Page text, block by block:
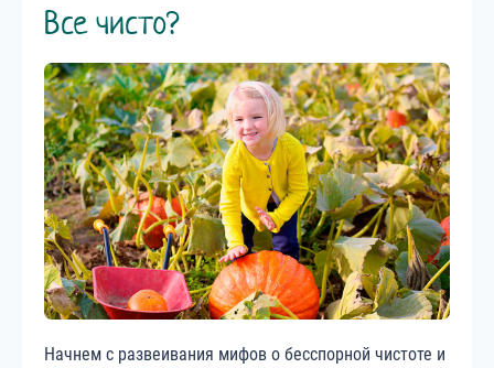
Все чисто?
Начнем с развеивания мифов о бесспорной чистоте и